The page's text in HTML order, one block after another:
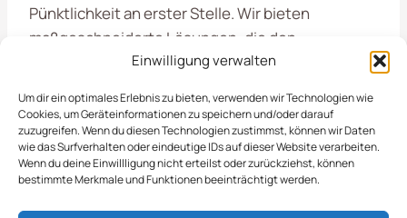
Einwilligung verwalten
Um dir ein optimales Erlebnis zu bieten, verwenden wir Technologien wie
Cookies, um Geräteinformationen zu speichern und/oder darauf
zuzugreifen. Wenn du diesen Technologien zustimmst, können wir Daten
wie das Surfverhalten oder eindeutige IDs auf dieser Website verarbeiten.
Wenn du deine Einwillligung nicht erteilst oder zurückziehst, können
bestimmte Merkmale und Funktionen beeinträchtigt werden.
Pünktlichkeit an erster Stelle. Wir bieten
maßgeschneiderte Lösungen, die den
spezifischen Anforderungen Ihrer Objekte
verlassen, dass Ihre Außenbereiche auch in der
kalten Jahreszeit optimal gepflegt sind.
Schneeräumung von Gehwegen und
Zufahrten